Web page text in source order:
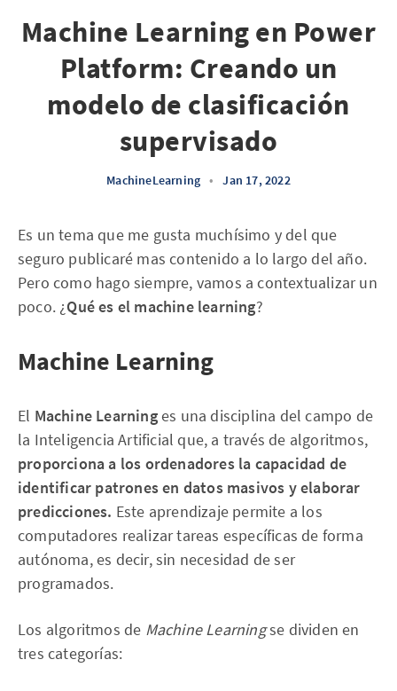
Machine Learning en Power
Platform: Creando un
modelo de clasificación
supervisado
MachineLearning • Jan 17, 2022
Es un tema que me gusta muchísimo y del que
seguro publicaré mas contenido a lo largo del año.
Pero como hago siempre, vamos a contextualizar un
poco. ¿Qué es el machine learning?
Machine Learning
El Machine Learninges una disciplina del campo de
la Inteligencia Artificial que, a través de algoritmos,
proporciona a los ordenadores la capacidad de
identificar patrones en datos masivos y elaborar
predicciones. Este aprendizaje permite a los
computadores realizar tareas específicas de forma
autónoma, es decir, sin necesidad de ser
programados.
Los algoritmos de Machine Learningse dividen en
tres categorías: